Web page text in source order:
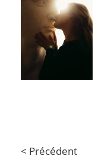
< Précédent